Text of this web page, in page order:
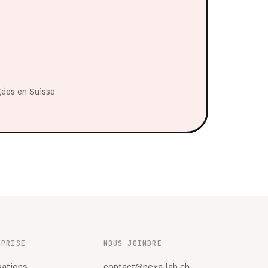
en Suisse
NOUS JOINDRE